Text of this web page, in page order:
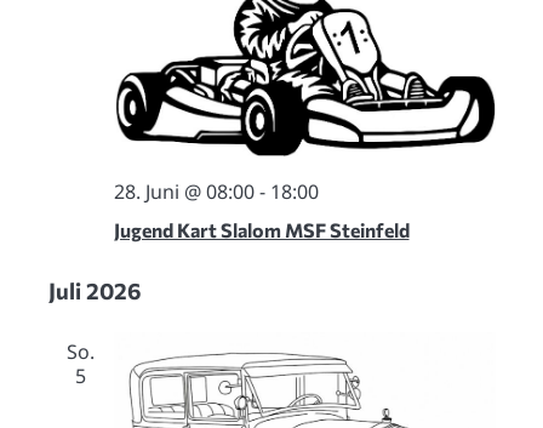
Jugend Kart Slalom MSF Steinfeld
28. Juni @ 08:00- 18:00
Juli 2026
So.
5